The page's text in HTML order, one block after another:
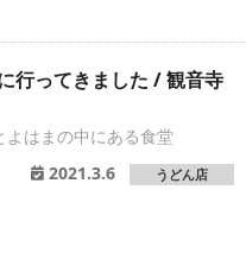
行ってきました / 観音寺
よはまの中にある食堂
2021.3.6
うどん店